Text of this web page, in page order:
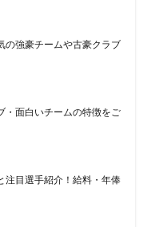
の強豪チームや古豪クラブ
・面白いチームの特徴をご
注目選手紹介！給料・年俸